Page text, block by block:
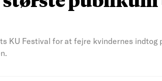
KU Festival for at fejre kvindernes indtog